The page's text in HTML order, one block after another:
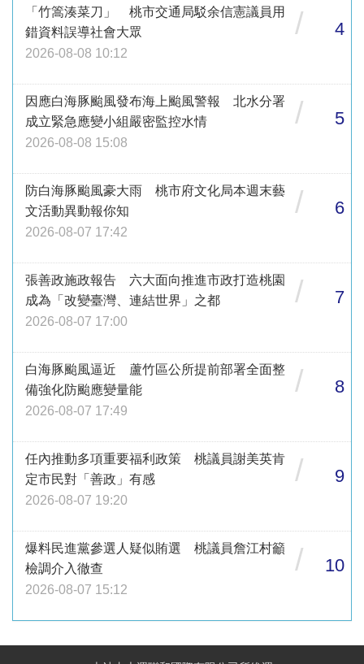
「竹篙湊菜刀」 桃市交通局駁余信憲議員用
錯資料誤導社會大眾
2026-08-08 10:12
/ 4
因應白海豚颱風發布海上颱風警報 北水分署
成立緊急應變小組嚴密監控水情
2026-08-08 15:08
/ 5
防白海豚颱風豪大雨 桃市府文化局本週末藝
文活動異動報你知
2026-08-07 17:42
/ 6
張善政施政報告 六大面向推進市政打造桃園
成為「改變臺灣、連結世界」之都
2026-08-07 17:00
/ 7
白海豚颱風逼近 蘆竹區公所提前部署全面整
備強化防颱應變量能
2026-08-07 17:49
/ 8
任內推動多項重要福利政策 桃議員謝美英肯
定市民對「善政」有感
2026-08-07 19:20
/ 9
爆料民進黨參選人疑似賄選 桃議員詹江村籲
檢調介入徹查
2026-08-07 15:12
/ 10